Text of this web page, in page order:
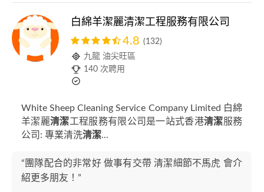
白綿羊潔麗清潔工程服務有限公司
4.8 (132)
九龍 油尖旺區
140 次聘用
White Sheep Cleaning Service Company Limited 白綿
羊潔麗清潔工程服務有限公司是一站式香港清潔服務
公司: 專業清洗清潔...
“團隊配合的非常好 做事有交帶 清潔細節不馬虎 會介
紹更多朋友！”